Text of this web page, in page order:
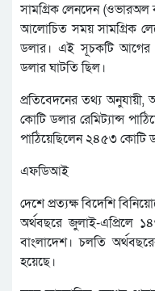
সামগ্রিক লেনদেন (ওভারঅল
আলোচিত সময় সামগ্রিক
ডলার। এই সূচকটি
ডলার ঘাট‌তি ছিল।
প্রতিবেদনের তথ্য
কোটি ডলার রেমিট্যান্স
পাঠিয়েছিলেন ২৪৫৩ কোটি
এফডিআই
দেশে প্রত্যক্ষ বিদেশি
অর্থবছরে জুলাই-‌এপ্রিলে
বাংলাদেশ। চলতি
হয়েছে।